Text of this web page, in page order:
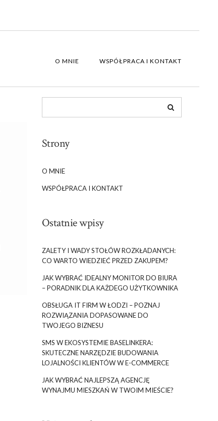
O MNIE WSPÓŁPRACA I KONTAKT
Strony
O MNIE
WSPÓŁPRACA I KONTAKT
Ostatnie wpisy
ZALETY I WADY STOŁÓW ROZKŁADANYCH:
CO WARTO WIEDZIEĆ PRZED ZAKUPEM?
JAK WYBRAĆ IDEALNY MONITOR DO BIURA
– PORADNIK DLA KAŻDEGO UŻYTKOWNIKA
OBSŁUGA IT FIRM W ŁODZI – POZNAJ
ROZWIĄZANIA DOPASOWANE DO
TWOJEGO BIZNESU
SMS W EKOSYSTEMIE BASELINKERA:
SKUTECZNE NARZĘDZIE BUDOWANIA
LOJALNOŚCI KLIENTÓW W E-COMMERCE
JAK WYBRAĆ NAJLEPSZĄ AGENCJĘ
WYNAJMU MIESZKAŃ W TWOIM MIEŚCIE?